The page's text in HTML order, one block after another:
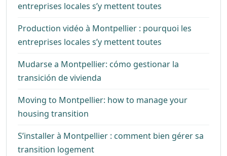
entreprises locales s’y mettent toutes
Production vidéo à Montpellier : pourquoi les
entreprises locales s’y mettent toutes
Mudarse a Montpellier: cómo gestionar la
transición de vivienda
Moving to Montpellier: how to manage your
housing transition
S’installer à Montpellier : comment bien gérer sa
transition logement